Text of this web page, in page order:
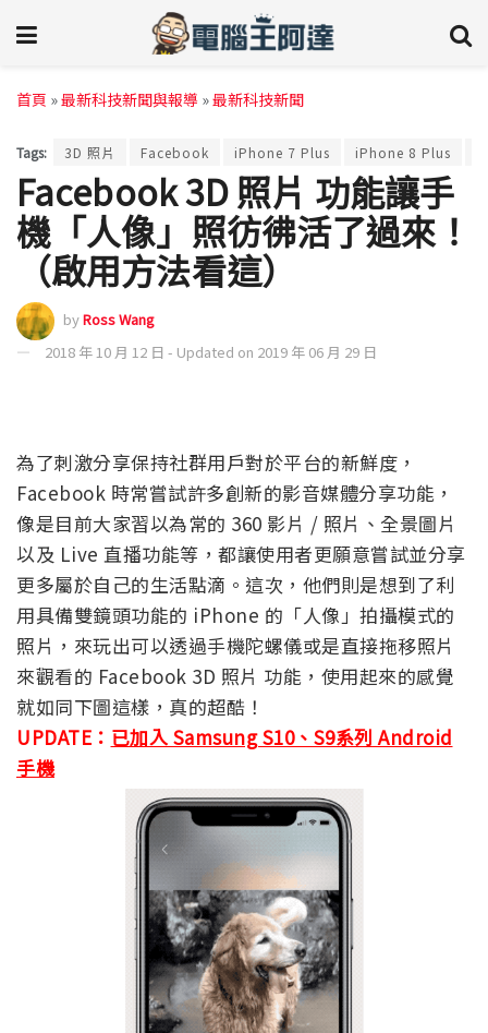
首頁 »最新科技新聞與報導 »最新科技新聞
Tags: 3D 照片 Facebook iPhone 7 Plus iPhone 8 Plus
Facebook 3D 照片 功能讓手
機「人像」照彷彿活了過來！
（啟用方法看這）
byRoss Wang
2018 年 10 月 12 日 - Updated on 2019 年 06 月 29 日
為了刺激分享保持社群用戶對於平台的新鮮度，
Facebook 時常嘗試許多創新的影音媒體分享功能，
像是目前大家習以為常的 360 影片 / 照片、全景圖片
以及 Live 直播功能等，都讓使用者更願意嘗試並分享
更多屬於自己的生活點滴。這次，他們則是想到了利
用具備雙鏡頭功能的 iPhone 的「人像」拍攝模式的
照片，來玩出可以透過手機陀螺儀或是直接拖移照片
來觀看的 Facebook 3D 照片 功能，使用起來的感覺
就如同下圖這樣，真的超酷！
UPDATE： 已加入 Samsung S10、S9系列 Android
手機